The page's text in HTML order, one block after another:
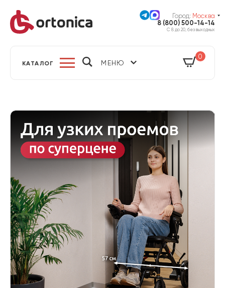
Город: Москва
8 (800) 500-14-14
С 8 до 20, без выходных
КАТАЛОГ МЕНЮ
0